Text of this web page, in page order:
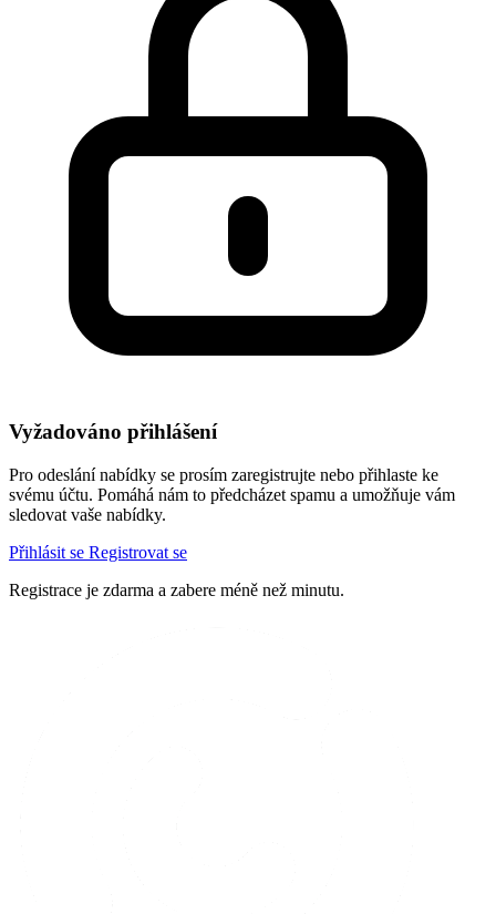
Vyžadováno přihlášení
Pro odeslání nabídky se prosím zaregistrujte nebo přihlaste ke
svému účtu. Pomáhá nám to předcházet spamu a umožňuje vám
sledovat vaše nabídky.
Přihlásit se Registrovat se
Registrace je zdarma a zabere méně než minutu.